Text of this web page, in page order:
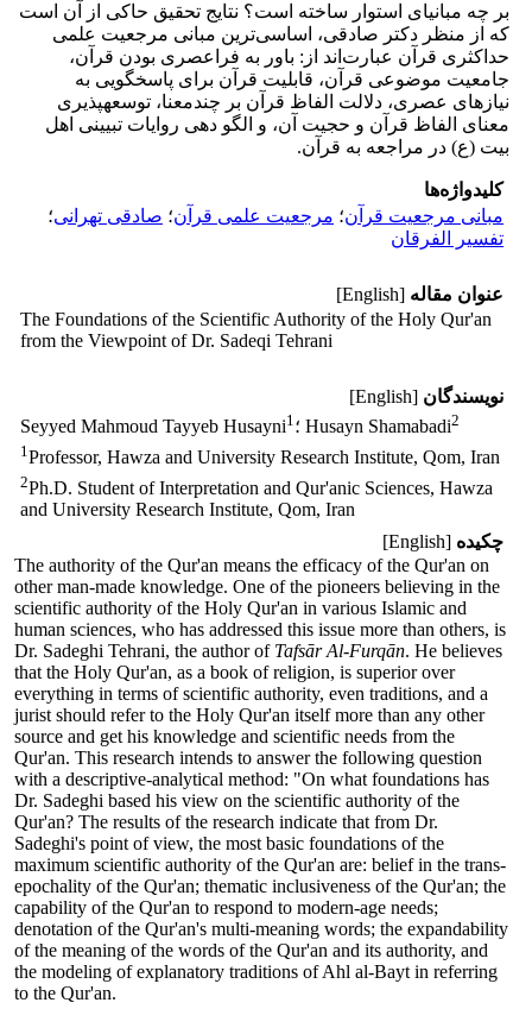
بر چه مبانی­ای استوار ساخته است؟ نتایج تحقیق حاکی از آن است
که از منظر دکتر صادقی، اساسی‌ترین مبانی مرجعیت علمی
حداکثری قرآن عبارت‌اند از: باور به فراعصری بودن قرآن،
جامعیت موضوعی قرآن، قابلیت قرآن برای پاسخگویی به
نیازهای عصری، دلالت الفاظ قرآن بر چندمعنا، توسعه­پذیری
معنای الفاظ قرآن و حجیت آن، و الگو دهی روایات تبیینی اهل
بیت (ع) در مراجعه به قرآن.
کلیدواژه‌ها
مبانی مرجعیت قرآن؛ مرجعیت علمی قرآن؛ صادقی تهرانی؛
تفسیر الفرقان
عنوان مقاله [English]
The Foundations of the Scientific Authority of the Holy Qur'an
from the Viewpoint of Dr. Sadeqi Tehrani
نویسندگان [English]
Seyyed Mahmoud Tayyeb Husayni1 ؛ Husayn Shamabadi2
1 Professor, Hawza and University Research Institute, Qom, Iran
2Ph.D. Student of Interpretation and Qur'anic Sciences, Hawza
and University Research Institute, Qom, Iran
چکیده [English]
The authority of the Qur'an means the efficacy of the Qur'an on
other man-made knowledge. One of the pioneers believing in the
scientific authority of the Holy Qur'an in various Islamic and
human sciences, who has addressed this issue more than others, is
Dr. Sadeghi Tehrani, the author of Tafsār Al-Furqān. He believes
that the Holy Qur'an, as a book of religion, is superior over
everything in terms of scientific authority, even traditions, and a
jurist should refer to the Holy Qur'an itself more than any other
source and get his knowledge and scientific needs from the
Qur'an. This research intends to answer the following question
with a descriptive-analytical method: "On what foundations has
Dr. Sadeghi based his view on the scientific authority of the
Qur'an? The results of the research indicate that from Dr.
Sadeghi's point of view, the most basic foundations of the
maximum scientific authority of the Qur'an are: belief in the trans-
epochality of the Qur'an; thematic inclusiveness of the Qur'an; the
capability of the Qur'an to respond to modern-age needs;
denotation of the Qur'an's multi-meaning words; the expandability
of the meaning of the words of the Qur'an and its authority, and
the modeling of explanatory traditions of Ahl al-Bayt in referring
to the Qur'an.